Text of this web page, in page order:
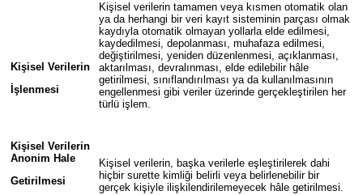
Kişisel Verilerin
İşlenmesi
Kişisel verilerin tamamen veya kısmen otomatik olan
ya da herhangi bir veri kayıt sisteminin parçası olmak
kaydıyla otomatik olmayan yollarla elde edilmesi,
kaydedilmesi, depolanması, muhafaza edilmesi,
değiştirilmesi, yeniden düzenlenmesi, açıklanması,
aktarılması, devralınması, elde edilebilir hâle
getirilmesi, sınıflandırılması ya da kullanılmasının
engellenmesi gibi veriler üzerinde gerçekleştirilen her
türlü işlem.
Kişisel Verilerin
Anonim Hale
Getirilmesi
Kişisel verilerin, başka verilerle eşleştirilerek dahi
hiçbir surette kimliği belirli veya belirlenebilir bir
gerçek kişiyle ilişkilendirilemeyecek hâle getirilmesi.